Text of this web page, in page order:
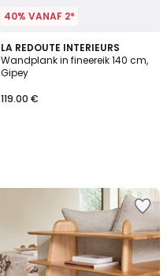
40% VANAF 2*
LA REDOUTE INTERIEURS
Wandplank in fineereik 140 cm,
Gipey
119.00 €